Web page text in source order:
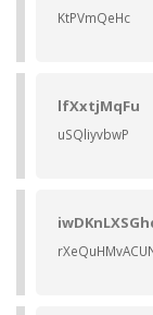
KtPVmQeHc
lfXxtjMqFu
uSQliyvbwP